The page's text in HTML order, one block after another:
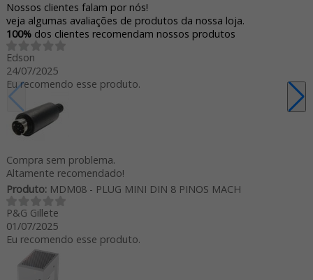
Nossos clientes falam por nós!
veja algumas avaliações de produtos da nossa loja.
100% dos clientes recomendam nossos produtos
Edson
24/07/2025
Eu recomendo esse produto.
Compra sem problema.
Altamente recomendado!
Produto:MDM08 - PLUG MINI DIN 8 PINOS MACH
P&G Gillete
01/07/2025
Eu recomendo esse produto.